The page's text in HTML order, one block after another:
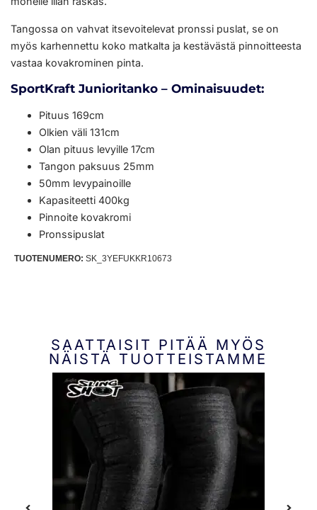
Tangossa on vahvat itsevoitelevat pronssi puslat, se on
myös karhennettu koko matkalta ja kestävästä pinnoitteesta
vastaa kovakrominen pinta.
SportKraft Junioritanko – Ominaisuudet:
Pituus 169cm
Olkien väli 131cm
Olan pituus levyille 17cm
Tangon paksuus 25mm
50mm levypainoille
Kapasiteetti 400kg
Pinnoite kovakromi
Pronssipuslat
TUOTENUMERO: SK_3YEFUKKR10673
SAATTAISIT PITÄÄ MYÖS
NÄISTÄ TUOTTEISTAMME